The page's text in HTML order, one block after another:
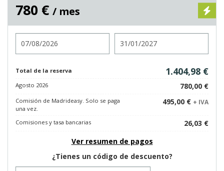
780 € / mes
Total de la reserva 1.404,98 €
Agosto 2026 780,00 €
Comisión de Madrideasy. Solo se paga
una vez.
495,00 € + IVA
Comisiones y tasa bancarias
26,03 €
Ver resumen de pagos
¿Tienes un código de descuento?